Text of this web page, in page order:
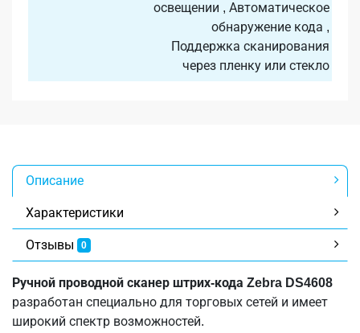
освещении , Автоматическое
обнаружение кода ,
Поддержка сканирования
через пленку или стекло
Описание
Характеристики
Отзывы 0
Ручной проводной сканер штрих-кода Zebra DS4608
разработан специально для торговых сетей и имеет
широкий спектр возможностей.